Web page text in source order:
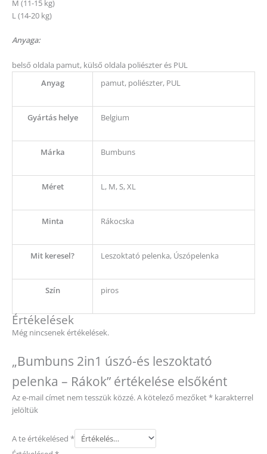
M (11-15 kg)
L (14-20 kg)
Anyaga:
belső oldala pamut, külső oldala poliészter és PUL
Anyag
pamut, poliészter, PUL
Gyártás helye Belgium
Márka Bumbuns
Méret L, M, S, XL
Minta Rákocska
Mit keresel? Leszoktató pelenka, Úszópelenka
Szín piros
Értékelések
Még nincsenek értékelések.
„Bumbuns 2in1 úszó-és leszoktató
pelenka – Rákok” értékelése elsőként
Az e-mail címet nem tesszük közzé.A kötelező mezőket* karakterrel
jelöltük
A te értékelésed *